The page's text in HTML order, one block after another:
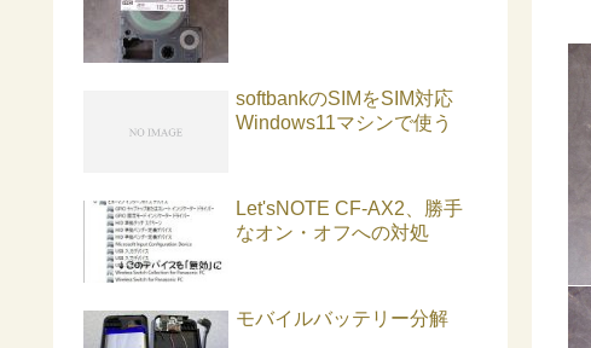
softbankのSIMをSIM対応
Windows11マシンで使う
Let'sNOTE CF-AX2、勝手
なオン・オフへの対処
モバイルバッテリー分解